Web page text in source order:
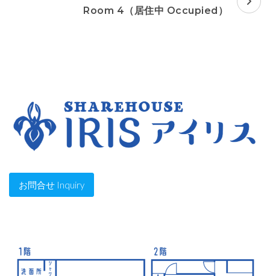
Room 4（居住中 Occupied）
お問合せ Inquiry